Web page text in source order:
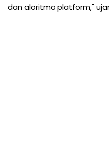
dan aloritma platform,"